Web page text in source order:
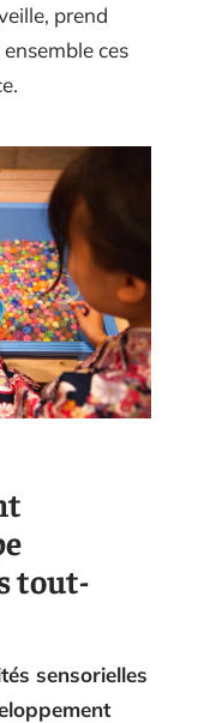
prend
ces
tout-
sensorielles